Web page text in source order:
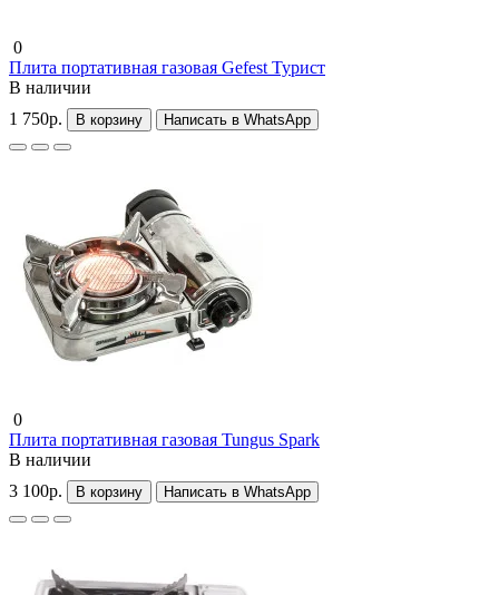
0
Плита портативная газовая Gefest Турист
В наличии
1 750р.
В корзину Написать в WhatsApp
0
Плита портативная газовая Tungus Spark
В наличии
3 100р.
В корзину Написать в WhatsApp